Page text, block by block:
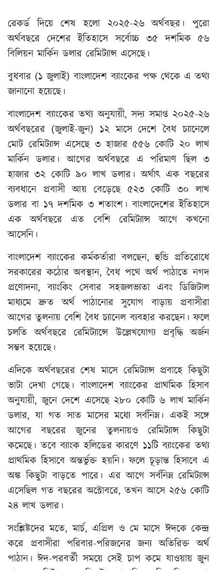
রেকর্ড দিয়ে শেষ হলো ২০২৫-২৬ অর্থবছর। পুরো
অর্থবছরে দেশের ইতিহাসে সর্বোচ্চ ৩৫ দশমিক ৫৬
বিলিয়ন মার্কিন ডলার রেমিট্যান্স এসেছে।
বুধবার (১ জুলাই) বাংলাদেশ ব্যাংকের পক্ষ থেকে এ তথ্য
জানানো হয়েছে।
বাংলাদেশ ব্যাংকের তথ্য অনুযায়ী, সদ্য সমাপ্ত ২০২৫-২৬
অর্থবছরের (জুলাই-জুন) ১২ মাসে দেশে বৈধ চ্যানেলে
মোট রেমিট্যান্স এসেছে ৩ হাজার ৫৫৬ কোটি ২০ লাখ
মার্কিন ডলার। আগের অর্থবছরে এ পরিমাণ ছিল ৩
হাজার ৩২ কোটি ৯০ লাখ ডলার। অর্থাৎ এক বছরের
ব্যবধানে প্রবাসী আয় বেড়েছে ৫২৩ কোটি ৩০ লাখ
ডলার বা ১৭ দশমিক ৩ শতাংশ। বাংলাদেশের ইতিহাসে
এক অর্থবছরে এত বেশি রেমিট্যান্স আগে কখনো
আসেনি।
বাংলাদেশ ব্যাংকের কর্মকর্তারা বলছেন, হুন্ডি প্রতিরোধে
সরকারের কঠোর অবস্থান, বৈধ পথে অর্থ পাঠাতে নগদ
প্রণোদনা, ব্যাংকিং সেবার সহজলভ্যতা এবং ডিজিটাল
মাধ্যমে দ্রুত অর্থ পাঠানোর সুযোগ বাড়ায় প্রবাসীরা
আগের তুলনায় বেশি বৈধ চ্যানেল ব্যবহার করছেন। ফলে
চলতি অর্থবছরে রেমিট্যান্সে উল্লেখযোগ্য প্রবৃদ্ধি অর্জন
সম্ভব হয়েছে।
এদিকে অর্থবছরের শেষ মাসে রেমিট্যান্স প্রবাহে কিছুটা
ভাটা দেখা গেছে। বাংলাদেশ ব্যাংকের প্রাথমিক হিসাব
অনুযায়ী, জুনে দেশে এসেছে ২৮০ কোটি ৬ লাখ মার্কিন
ডলার, যা গত সাত মাসের মধ্যে সর্বনিম্ন। একই সঙ্গে
আগের বছরের জুনের তুলনায়ও রেমিট্যান্স কিছুটা
কমেছে। তবে ব্যাংক হলিডের কারণে ১১টি ব্যাংকের তথ্য
প্রাথমিক হিসাবে অন্তর্ভুক্ত হয়নি। ফলে চূড়ান্ত হিসাবে এ
অঙ্ক কিছুটা বাড়তে পারে। এর আগে সর্বনিম্ন রেমিট্যান্স
এসেছিল গত বছরের অক্টোবরে, তখন আসে ২৫৬ কোটি
২৪ লাখ ডলার।
সংশ্লিষ্টদের মতে, মার্চ, এপ্রিল ও মে মাসে ঈদকে কেন্দ্র
করে প্রবাসীরা পরিবার-পরিজনের জন্য অতিরিক্ত অর্থ
পাঠান। ঈদ-পরবর্তী সময়ে সেই চাপ কমে যাওয়ায় জুন